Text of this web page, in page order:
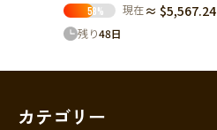
58 % 現在 ≈ $5,567.24
残り48日
カテゴリー